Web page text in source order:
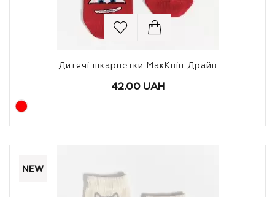
Дитячі шкарпетки МакКвін Драйв
42.00 UAH
NEW